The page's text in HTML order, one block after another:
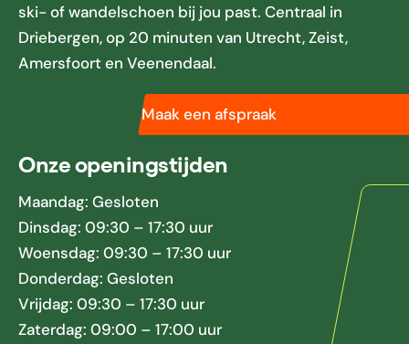
ski- of wandelschoen bij jou past. Centraal in
Driebergen, op 20 minuten van Utrecht, Zeist,
Amersfoort en Veenendaal.
Maak een afspraak
Onze openingstijden
Maandag: Gesloten
Dinsdag: 09:30 – 17:30 uur
Woensdag: 09:30 – 17:30 uur
Donderdag: Gesloten
Vrijdag: 09:30 – 17:30 uur
Zaterdag: 09:00 – 17:00 uur